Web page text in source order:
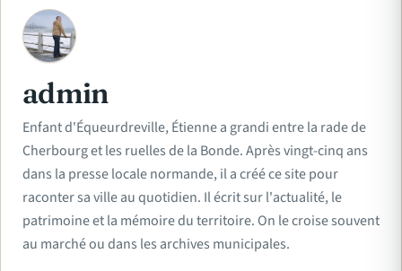
A
admin
Enfant d'Équeurdreville, Étienne a grandi entre la rade de
Cherbourg et les ruelles de la Bonde. Après vingt-cinq ans
dans la presse locale normande, il a créé ce site pour
raconter sa ville au quotidien. Il écrit sur l'actualité, le
patrimoine et la mémoire du territoire. On le croise souvent
au marché ou dans les archives municipales.